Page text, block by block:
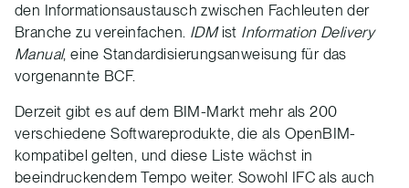
den Informationsaustausch zwischen Fachleuten der
Branche zu vereinfachen. IDMist Information Delivery
Manual, eine Standardisierungsanweisung für das
vorgenannte BCF.
Derzeit gibt es auf dem BIM-Markt mehr als 200
verschiedene Softwareprodukte, die als OpenBIM-
kompatibel gelten, und diese Liste wächst in
beeindruckendem Tempo weiter. Sowohl IFC als auch